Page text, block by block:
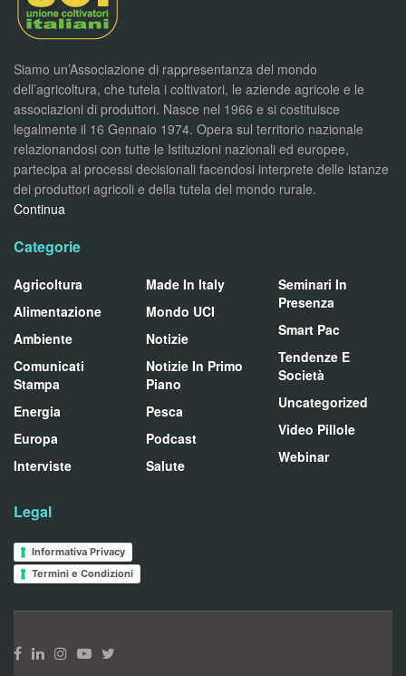
Siamo un’Associazione di rappresentanza del mondo
dell’agricoltura, che tutela i coltivatori, le aziende agricole e le
associazioni di produttori. Nasce nel 1966 e si costituisce
legalmente il 16 Gennaio 1974. Opera sul territorio nazionale
relazionandosi con tutte le Istituzioni nazionali ed europee,
partecipa ai processi decisionali facendosi interprete delle istanze
dei produttori agricoli e della tutela del mondo rurale.
Continua
Categorie
Agricoltura
Alimentazione
Ambiente
Comunicati
Stampa
Energia
Europa
Interviste
Made In Italy
Mondo UCI
Notizie
Notizie In Primo
Piano
Pesca
Podcast
Salute
Seminari In
Presenza
Smart Pac
Tendenze E
Società
Uncategorized
Video Pillole
Webinar
Legal
Informativa Privacy
Termini e Condizioni